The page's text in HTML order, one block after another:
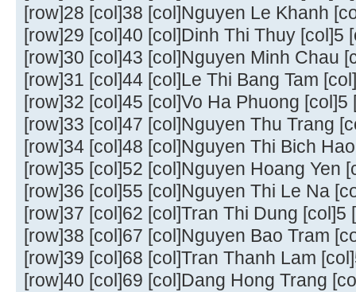
[row]28 [col]38 [col]Nguyen Le Khanh
[row]29 [col]40 [col]Dinh Thi Thuy [col]5
[row]30 [col]43 [col]Nguyen Minh Chau
[row]31 [col]44 [col]Le Thi Bang Tam
[row]32 [col]45 [col]Vo Ha Phuong [col]5
[row]33 [col]47 [col]Nguyen Thu Trang
[row]34 [col]48 [col]Nguyen Thi Bich
[row]35 [col]52 [col]Nguyen Hoang Yen
[row]36 [col]55 [col]Nguyen Thi Le Na
[row]37 [col]62 [col]Tran Thi Dung [col]5
[row]38 [col]67 [col]Nguyen Bao Tram
[row]39 [col]68 [col]Tran Thanh Lam
[row]40 [col]69 [col]Dang Hong Trang